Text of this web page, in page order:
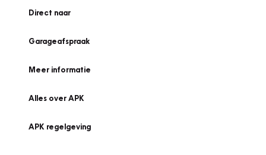
Direct naar
Garageafspraak
Meer informatie
Alles over APK
APK regelgeving